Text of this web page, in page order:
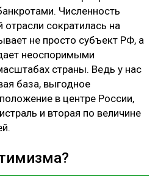
Численность
отрасли сократилась на
не просто субъект РФ, а
неоспоримыми
страны. Ведь у нас
база, выгодное
в центре России,
и вторая по величине